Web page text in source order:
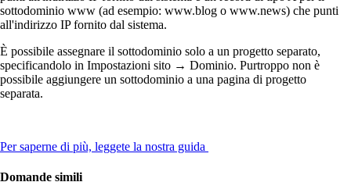
sottodominio www (ad esempio: www.blog o www.news) che punti
all'indirizzo IP fornito dal sistema.
È possibile assegnare il sottodominio solo a un progetto separato,
specificandolo in Impostazioni sito → Dominio. Purtroppo non è
possibile aggiungere un sottodominio a una pagina di progetto
separata.
Per saperne di più, leggete la nostra guida
Domande simili